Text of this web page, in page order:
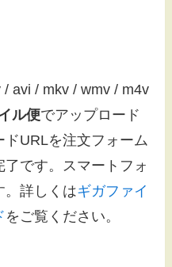
avi / mkv / wmv / m4v
ル便でアップロード
ドURLを注文フォーム
です。スマートフォ
。詳しくはギガファイ
をご覧ください。